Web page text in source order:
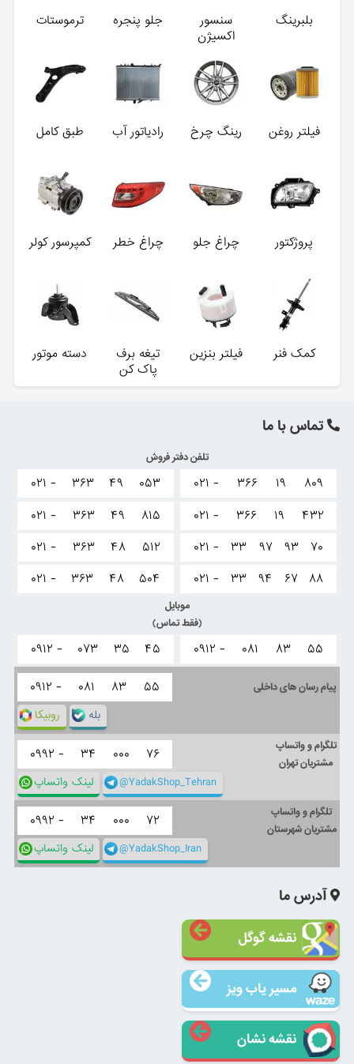
بلبرینگ
سنسور
اکسیژن
جلو پنجره ترموستات
فیلتر روغن رینگ چرخ رادیاتور آب طبق کامل
پروژکتور چراغ جلو چراغ خطر کمپرسور کولر
کمک فنر فیلتر بنزین
تیغه برف
پاک کن
دسته موتور
تماس با ما
تلفن دفتر فروش
۰۲۱ - ۳۶۶ ۱۹
۸۰۹
۰۲۱ -
۳۶۶ ۱۹
۴۳۲
۰۲۱ -
۳۳ ۹۷ ۹۳
۷۰
۰۲۱ -
۳۳ ۹۴ ۶۷ ۸۸
۰۲۱ - ۳۶۳ ۴۹
۰۵۳
۰۲۱ -
۳۶۳ ۴۹
۸۱۵
۰۲۱ -
۳۶۳ ۴۸
۵۱۲
۰۲۱ -
۳۶۳ ۴۸ ۵۰۴
موبایل
(فقط تماس)
۰۹۱۲ - ۰۸۱ ۸۳ ۵۵ ۰۹۱۲ - ۰۷۳ ۳۵ ۴۵
پیام رسان های داخلی ۰۹۱۲ - ۰۸۱ ۸۳ ۵۵
روبیکا بله
تلگرام و واتساپ
مشتریان تهران
۰۹۹۲ - ۳۴ ۰۰۰ ۷۶
لینک واتساپ @YadakShop_Tehran
تلگرام و واتساپ
مشتریان شهرستان
۰۹۹۲ - ۳۴ ۰۰۰ ۷۲
لینک واتساپ @YadakShop_Iran
آدرس ما
نقشه گوگل
مسیر یاب ویز
نقشه نشان